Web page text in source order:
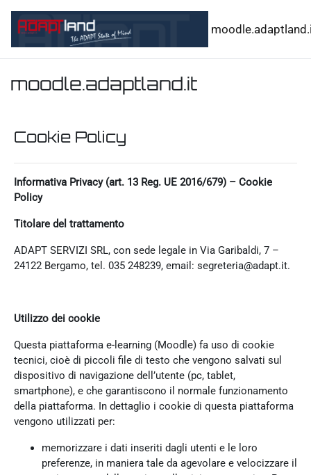
moodle.adaptland.it
Cookie Policy
Informativa Privacy (art. 13 Reg. UE 2016/679) – Cookie
Policy
Titolare del trattamento
ADAPT SERVIZI SRL, con sede legale in Via Garibaldi, 7 –
24122 Bergamo, tel. 035 248239, email: segreteria@adapt.it.
Utilizzo dei cookie
Questa piattaforma e-learning (Moodle) fa uso di cookie
tecnici, cioè di piccoli file di testo che vengono salvati sul
dispositivo di navigazione dell’utente (pc, tablet,
smartphone), e che garantiscono il normale funzionamento
della piattaforma. In dettaglio i cookie di questa piattaforma
vengono utilizzati per:
memorizzare i dati inseriti dagli utenti e le loro
preferenze, in maniera tale da agevolare e velocizzare il